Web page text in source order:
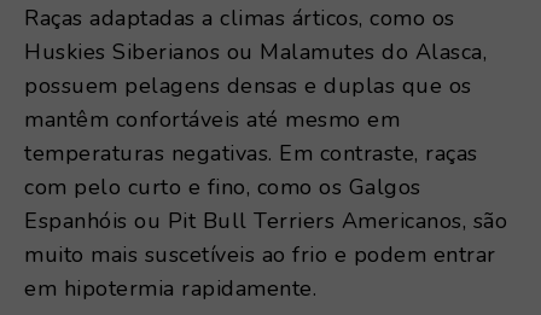
Raças adaptadas a climas árticos, como os
Huskies Siberianos ou Malamutes do Alasca,
possuem pelagens densas e duplas que os
mantêm confortáveis até mesmo em
temperaturas negativas. Em contraste, raças
com pelo curto e fino, como os Galgos
Espanhóis ou Pit Bull Terriers Americanos, são
muito mais suscetíveis ao frio e podem entrar
em hipotermia rapidamente.